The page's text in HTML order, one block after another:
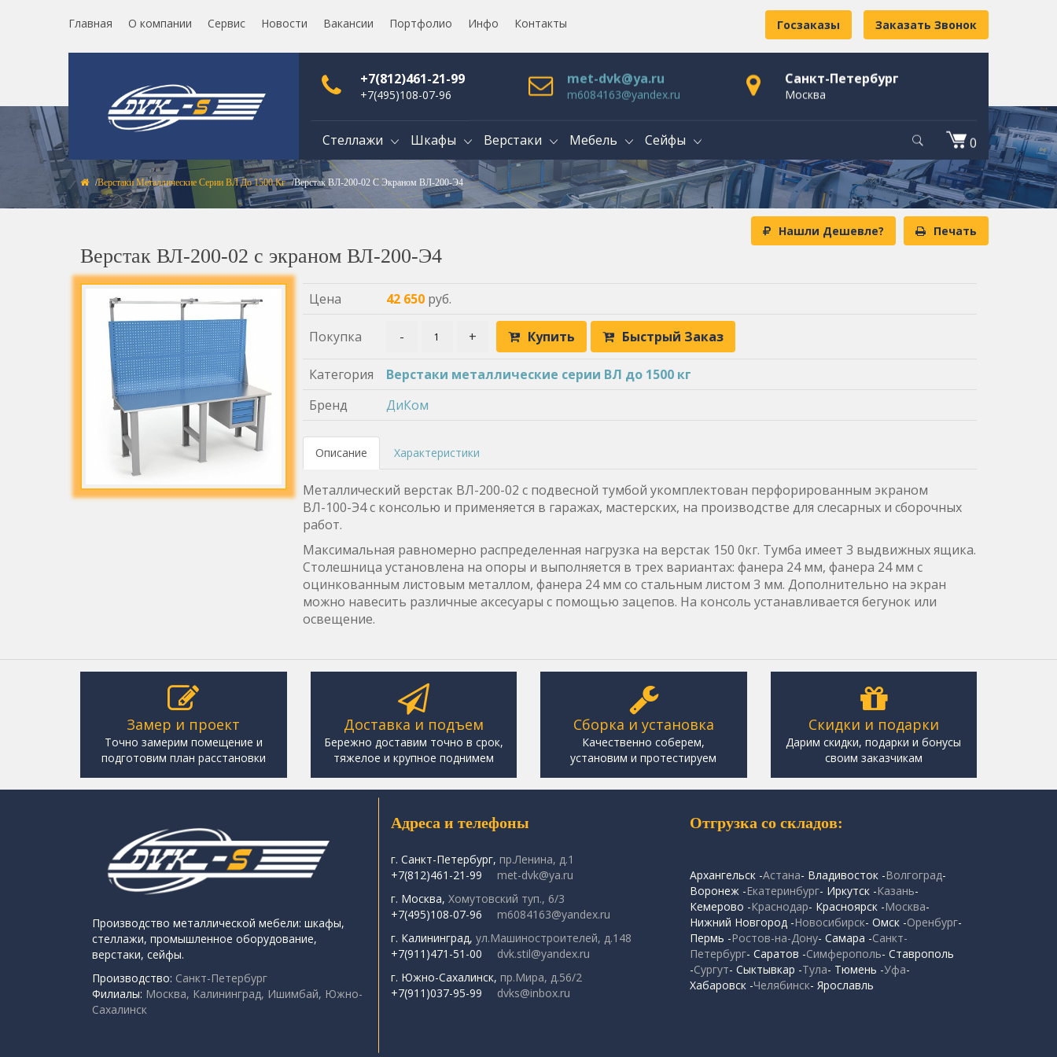
Главная О компании Сервис Новости Вакансии Портфолио Инфо Контакты Заказать Звонок
Госзаказы
+7(812)461-21-99
+7(495)108-07-96
met-dvk@ya.ru
m6084163@yandex.ru
Санкт-Петербург
Москва
Стеллажи Шкафы Верстаки Мебель Сейфы 0
Верстаки Металлические Серии ВЛ До 1500 Кг Верстак ВЛ-200-02 С Экраном ВЛ-200-Э4
Печать
Нашли Дешевле?
Верстак ВЛ-200-02 с экраном ВЛ-200-Э4
Цена 42 650руб.
Покупка - + Купить Быстрый Заказ
Категория
Верстаки металлические серии ВЛ до 1500 кг
Бренд
ДиКом
Описание Характеристики
Металлический верстак ВЛ-200-02 с подвесной тумбой укомплектован перфорированным экраном
ВЛ-100-Э4 с консолью и применяется в гаражах, мастерских, на производстве для слесарных и сборочных
работ.
Максимальная равномерно распределенная нагрузка на верстак 150 0кг. Тумба имеет 3 выдвижных ящика.
Столешница установлена на опоры и выполняется в трех вариантах: фанера 24 мм, фанера 24 мм с
оцинкованным листовым металлом, фанера 24 мм со стальным листом 3 мм. Дополнительно на экран
можно навесить различные аксесуары с помощью зацепов. На консоль устанавливается бегунок или
освещение.
Замер и проект
Точно замерим помещение и
подготовим план расстановки
Доставка и подъем
Бережно доставим точно в срок,
тяжелое и крупное поднимем
Сборка и установка
Качественно соберем,
установим и протестируем
Скидки и подарки
Дарим скидки, подарки и бонусы
своим заказчикам
Производство металлической мебели: шкафы,
стеллажи, промышленное оборудование,
верстаки, сейфы.
Производство: Санкт-Петербург
Филиалы: Москва, Калининград, Ишимбай, Южно-
Сахалинск
Адреса и телефоны
г. Санкт-Петербург, пр.Ленина, д.1
+7(812)461-21-99
met-dvk@ya.ru
г. Москва, Хомутовский туп., 6/3
+7(495)108-07-96
m6084163@yandex.ru
г. Калининград, ул.Машиностроителей, д.148
+7(911)471-51-00
dvk.stil@yandex.ru
г. Южно-Сахалинск, пр.Мира, д.56/2
+7(911)037-95-99
dvks@inbox.ru
Отгрузка со складов:
Архангельск -Астана- Владивосток -Волгоград-
Воронеж -Екатеринбург- Иркутск -Казань-
Кемерово -Краснодар- Красноярск -Москва-
Нижний Новгород -Новосибирск- Омск -Оренбург-
Пермь -Ростов-на-Дону- Самара -Санкт-
Петербург- Саратов -Симферополь- Ставрополь
-Сургут- Сыктывкар -Тула- Тюмень -Уфа-
Хабаровск -Челябинск- Ярославль